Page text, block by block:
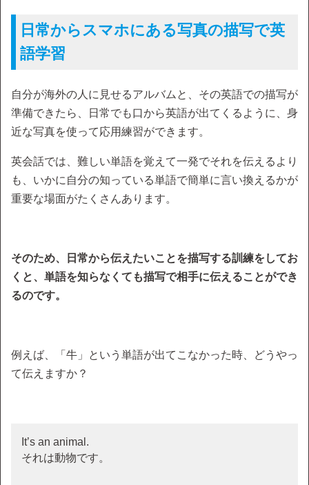
日常からスマホにある写真の描写で英
語学習
自分が海外の人に見せるアルバムと、その英語での描写が
準備できたら、日常でも口から英語が出てくるように、身
近な写真を使って応用練習ができます。
英会話では、難しい単語を覚えて一発でそれを伝えるより
も、いかに自分の知っている単語で簡単に言い換えるかが
重要な場面がたくさんあります。
そのため、日常から伝えたいことを描写する訓練をしてお
くと、単語を知らなくても描写で相手に伝えることができ
るのです。
例えば、「牛」という単語が出てこなかった時、どうやっ
て伝えますか？
It’s an animal.
それは動物です。